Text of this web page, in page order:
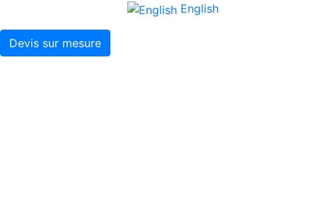
English
Devis sur mesure